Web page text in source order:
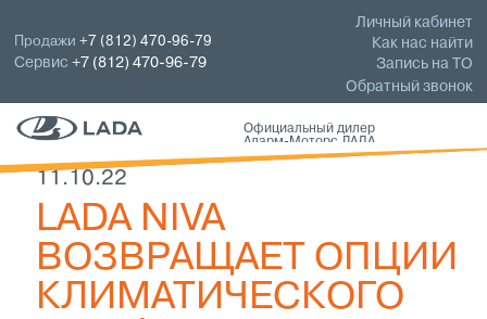
Личный кабинет
Как нас найти
Запись на ТО
Обратный звонок
Продажи+7 (812) 470-96-79
Сервис+7 (812) 470-96-79
Официальный дилер
Аларм-Моторс ЛАДА
11.10.22
LADA NIVA
ВОЗВРАЩАЕТ ОПЦИИ
КЛИМАТИЧЕСКОГО